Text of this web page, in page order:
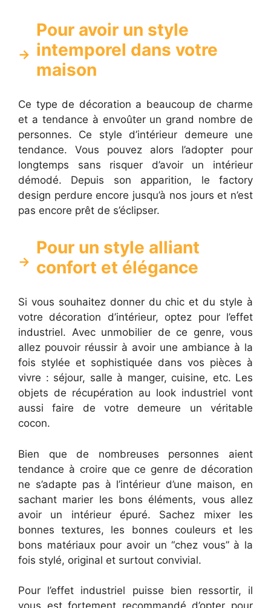
Pour avoir un style
intemporel dans votre
maison
Ce type de décoration a beaucoup de charme
et a tendance à envoûter un grand nombre de
personnes. Ce style d’intérieur demeure une
tendance. Vous pouvez alors l’adopter pour
longtemps sans risquer d’avoir un intérieur
démodé. Depuis son apparition, le factory
design perdure encore jusqu’à nos jours et n’est
pas encore prêt de s’éclipser.
Pour un style alliant
confort et élégance
Si vous souhaitez donner du chic et du style à
votre décoration d’intérieur, optez pour l’effet
industriel. Avec unmobilier de ce genre, vous
allez pouvoir réussir à avoir une ambiance à la
fois stylée et sophistiquée dans vos pièces à
vivre : séjour, salle à manger, cuisine, etc. Les
objets de récupération au look industriel vont
aussi faire de votre demeure un véritable
cocon.
Bien que de nombreuses personnes aient
tendance à croire que ce genre de décoration
ne s’adapte pas à l’intérieur d’une maison, en
sachant marier les bons éléments, vous allez
avoir un intérieur épuré. Sachez mixer les
bonnes textures, les bonnes couleurs et les
bons matériaux pour avoir un “chez vous” à la
fois stylé, original et surtout convivial.
Pour l’effet industriel puisse bien ressortir, il